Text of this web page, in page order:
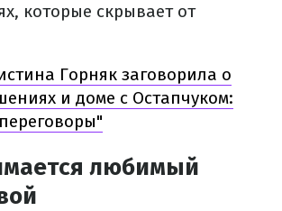
которые скрывает от
Горняк заговорила о
и доме с Остапчуком:
любимый